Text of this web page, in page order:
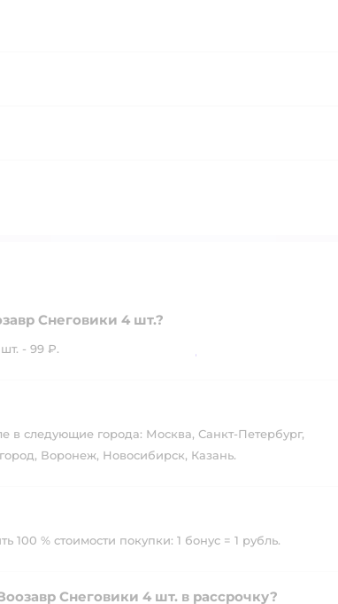
Снеговики 4 шт.?
- 99 ₽.
в следующие города: Москва, Санкт-Петербург,
Воронеж, Новосибирск, Казань.
% стоимости покупки: 1 бонус = 1 рубль.
Снеговики 4 шт. в рассрочку?